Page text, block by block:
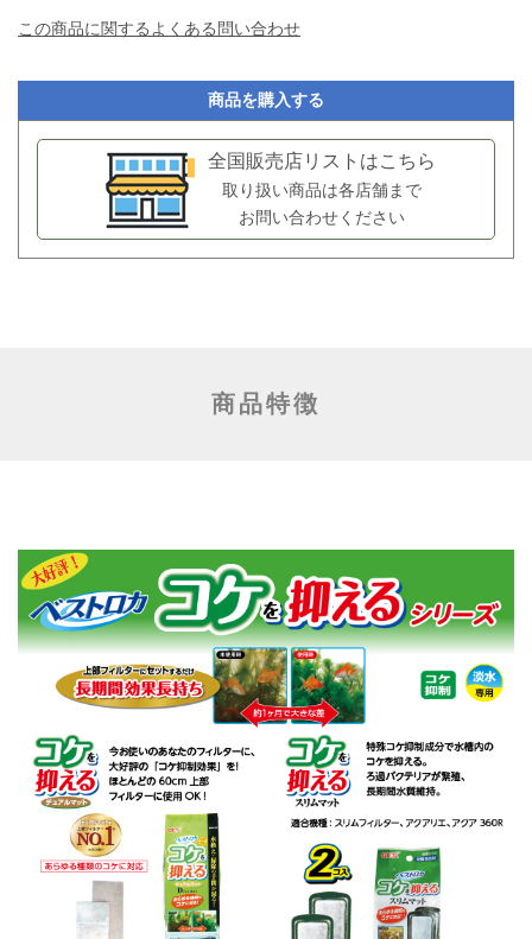
この商品に関するよくある問い合わせ
商品を購入する
全国販売店リストはこちら
取り扱い商品は各店舗まで
お問い合わせください
商品特徴